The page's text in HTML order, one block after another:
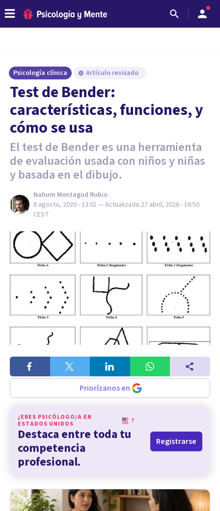
Psicología clínica Artículo revisado
Test de Bender:
características, funciones, y
cómo se usa
El test de Bender es una herramienta
de evaluación usada con niños y niñas
y basada en el dibujo.
Nahum Montagud Rubio
6 agosto, 2020 - 13:01 — Actualizado 27 abril, 2026 - 16:50
CEST
Priorízanos en
¿ERES PSICÓLOGO/A EN
ESTADOS UNIDOS
?
Destaca entre toda tu
competencia
profesional.
Registrarse